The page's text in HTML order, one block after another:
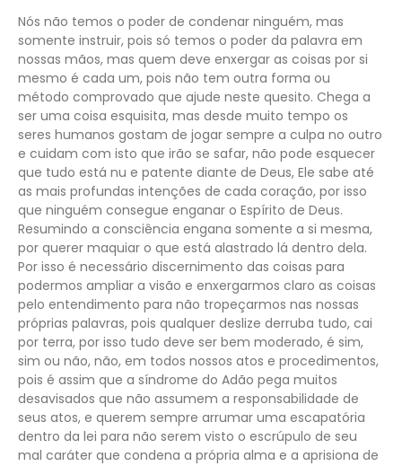
Nós não temos o poder de condenar ninguém, mas
somente instruir, pois só temos o poder da palavra em
nossas mãos, mas quem deve enxergar as coisas por si
mesmo é cada um, pois não tem outra forma ou
método comprovado que ajude neste quesito. Chega a
ser uma coisa esquisita, mas desde muito tempo os
seres humanos gostam de jogar sempre a culpa no outro
e cuidam com isto que irão se safar, não pode esquecer
que tudo está nu e patente diante de Deus, Ele sabe até
as mais profundas intenções de cada coração, por isso
que ninguém consegue enganar o Espírito de Deus.
Resumindo a consciência engana somente a si mesma,
por querer maquiar o que está alastrado lá dentro dela.
Por isso é necessário discernimento das coisas para
podermos ampliar a visão e enxergarmos claro as coisas
pelo entendimento para não tropeçarmos nas nossas
próprias palavras, pois qualquer deslize derruba tudo, cai
por terra, por isso tudo deve ser bem moderado, é sim,
sim ou não, não, em todos nossos atos e procedimentos,
pois é assim que a síndrome do Adão pega muitos
desavisados que não assumem a responsabilidade de
seus atos, e querem sempre arrumar uma escapatória
dentro da lei para não serem visto o escrúpulo de seu
mal caráter que condena a própria alma e a aprisiona de